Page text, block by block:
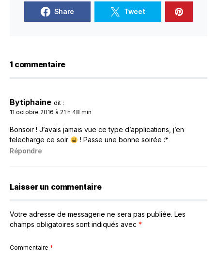
Share Tweet
1 commentaire
Bytiphaine dit :
11 octobre 2016 à 21 h 48 min
Bonsoir ! J’avais jamais vue ce type d’applications, j’en
telecharge ce soir
! Passe une bonne soirée :*
Répondre
Laisser un commentaire
Votre adresse de messagerie ne sera pas publiée. Les
champs obligatoires sont indiqués avec *
Commentaire *